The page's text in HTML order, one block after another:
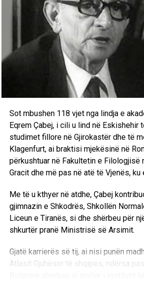
Sot mbushen 118 vjet nga lindja e
Eqrem Çabej, i cili u lind në Eskishehir
studimet fillore në Gjirokastër dhe të
Klagenfurt, ai braktisi mjekësinë në
përkushtuar në Fakultetin e Filologjisë
Gracit dhe më pas në atë të Vjenës, ku
Me të u kthyer në atdhe, Çabej
gjimnazin e Shkodrës, Shkollën
Liceun e Tiranës, si dhe shërbeu për
shkurtër pranë Ministrisë së Arsimit.
Gjatë karrierës së tij, ai nisi punën
Atlasit Gjuhësor të shqipes, ndërsa